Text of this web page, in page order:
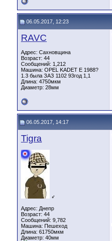
06.05.2017, 12:23
RAVC
Адрес: Сахновщина
Возраст: 44
Сообщений: 1,212
Машина: OPEL KADET E 1988?
1.3 была ЗАЗ 1102 93год 1,1
Длина: 4750мкм
Диаметр: 28мм
06.05.2017, 14:17
Tigra
♂
Адрес: Днепр
Возраст: 44
Сообщений: 9,782
Машина: Пешеход
Длина: 61750мкм
Диаметр: 40мм